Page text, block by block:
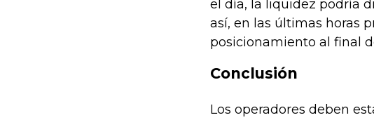
el día, la liquidez podría
así, en las últimas horas
posicionamiento al final
Conclusión
Los operadores deben